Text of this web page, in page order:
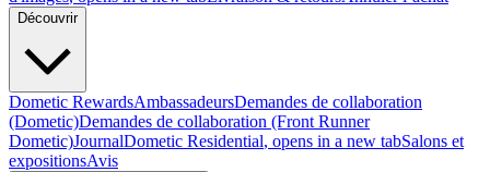
Découvrir
Dometic RewardsAmbassadeursDemandes de collaboration
(Dometic)Demandes de collaboration (Front Runner
Dometic)JournalDometic Residential, opens in a new tabSalons et
expositionsAvis